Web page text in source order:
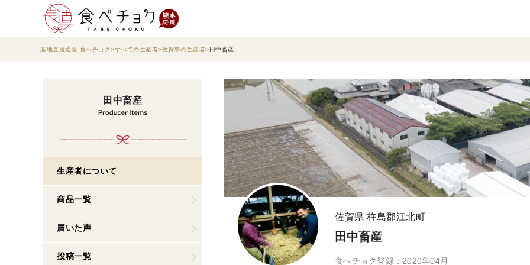
産地直送通販 食べチョク すべての生産者 佐賀県の生産者 田中畜産
佐賀県 杵島郡江北町
田中畜産
食べチョク登録：2020年04月
田中畜産
生産者について
商品一覧
届いた声
投稿一覧